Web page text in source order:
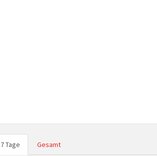
7 Tage Gesamt